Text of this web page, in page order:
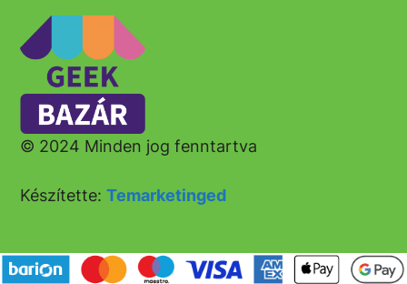
© 2024 Minden jog fenntartva
Készítette:Temarketinged